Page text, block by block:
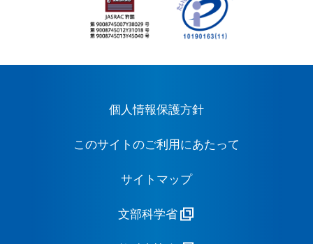
個人情報保護方針
このサイトのご利用にあたって
サイトマップ
文部科学省